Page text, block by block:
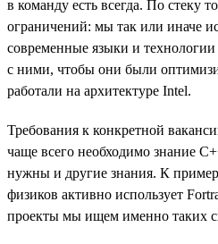
в команду есть всегда. По стеку
ограничений: мы так или иначе
современные языки и
с ними, чтобы они были
работали на архитектуре Intel.
Требования к конкретной
чаще всего необходимо знание
нужны и другие знания. К
физиков активно использует
проекты мы ищем именно таких